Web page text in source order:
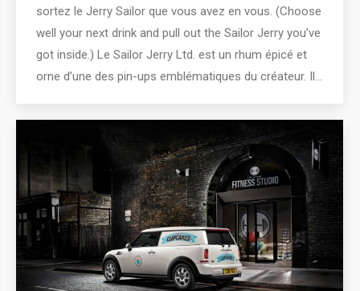
sortez le Jerry Sailor que vous avez en vous. (Choose
well your next drink and pull out the Sailor Jerry you’ve
got inside.) Le Sailor Jerry Ltd. est un rhum épicé et
orne d’une des pin-ups emblématiques du créateur. Il…